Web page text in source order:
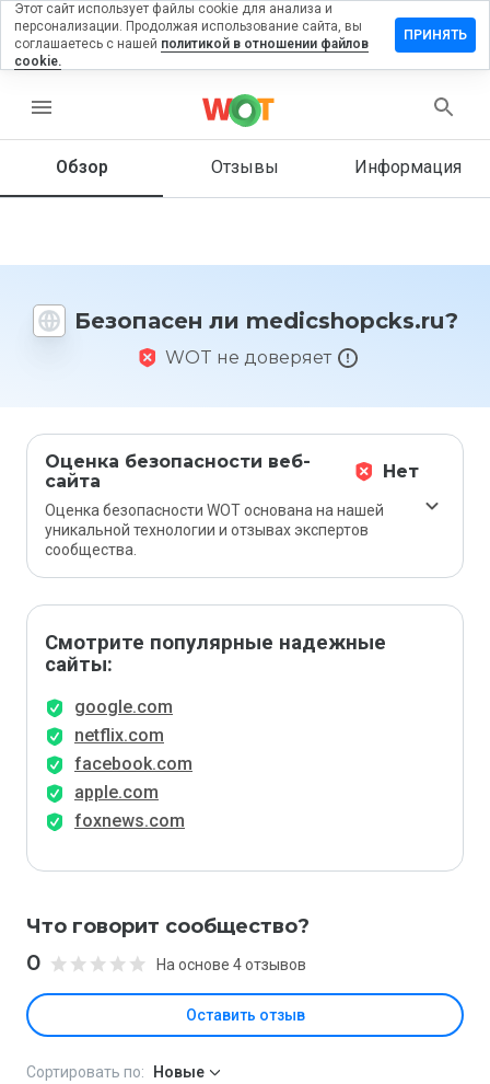
menu
Обзор Отзывы Информация
Безопасен ли medicshopcks.ru?
WOT не доверяет
Оценка безопасности веб-
сайта
Нет
Оценка безопасности WOT основана на нашей
уникальной технологии и отзывах экспертов
сообщества.
Смотрите популярные надежные
сайты:
google.com
netflix.com
facebook.com
apple.com
foxnews.com
Что говорит сообщество?
0 На основе 4 отзывов
Оставить отзыв
на
Как бы
этот
1 до 5?
Сортировать по: Новые
Этот сайт использует файлы cookie для анализа и
персонализации. Продолжая использование сайта, вы
соглашаетесь с нашей политикой в отношении файлов
cookie.
ПРИНЯТЬ